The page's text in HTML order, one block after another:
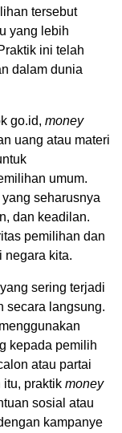
tersebut
yang lebih
ini telah
dalam dunia
go.id, money
uang atau materi
umum.
seharusnya
dan keadilan.
pemilihan dan
negara kita.
yang sering terjadi
secara langsung.
kepada pemilih
atau partai
itu, praktik money
sosial atau
kampanye